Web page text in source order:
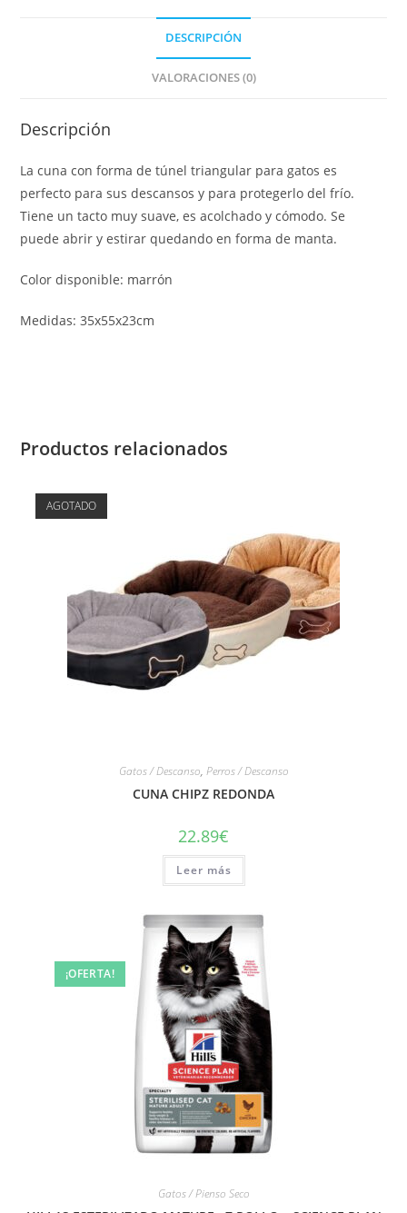
DESCRIPCIÓN
VALORACIONES (0)
Descripción
La cuna con forma de túnel triangular para gatos es
perfecto para sus descansos y para protegerlo del frío.
Tiene un tacto muy suave, es acolchado y cómodo. Se
puede abrir y estirar quedando en forma de manta.
Color disponible: marrón
Medidas: 35x55x23cm
Productos relacionados
AGOTADO
Gatos / Descanso, Perros / Descanso
CUNA CHIPZ REDONDA
22.89€
Leer más
¡OFERTA!
Gatos / Pienso Seco